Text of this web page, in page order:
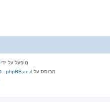
מופעל על ידי
מבוסס עלphpBB.co.il - פורומים בעברית